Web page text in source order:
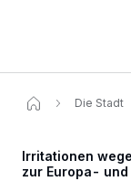
Die Stadt
Irritationen
zur Europa-
Wir und unsere